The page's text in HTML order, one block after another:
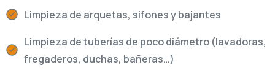
Limpieza de arquetas, sifones y bajantes
Limpieza de tuberías de poco diámetro (lavadoras,
fregaderos, duchas, bañeras…)